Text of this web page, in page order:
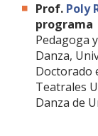
Prof. Poly
programa
Pedagoga
Danza,
Doctorado
Teatrales
Danza de